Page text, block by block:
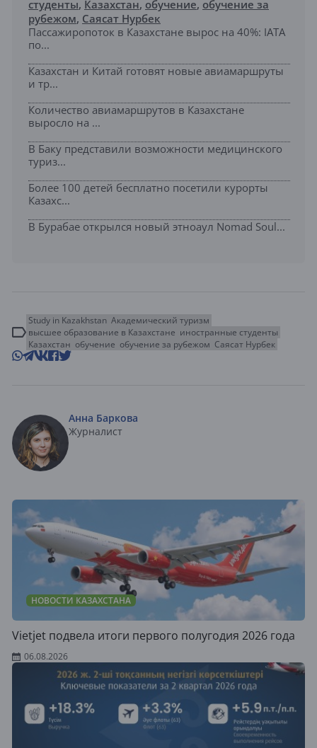
студенты, Казахстан, обучение, обучение за
рубежом, Саясат Нурбек
Пассажиропоток в Казахстане вырос на 40%: IATA
по...
Казахстан и Китай готовят новые авиамаршруты
и тр...
Количество авиамаршрутов в Казахстане
выросло на ...
В Баку представили возможности медицинского
туриз...
Более 100 детей бесплатно посетили курорты
Казахс...
В Бурабае открылся новый этноаул Nomad Soul...
Study in Kazakhstan Академический туризм
высшее образование в Казахстане иностранные студенты
Казахстан обучение обучение за рубежом Саясат Нурбек
Анна Баркова
Журналист
НОВОСТИ КАЗАХСТАНА
Vietjet подвела итоги первого полугодия 2026 года
06.08.2026